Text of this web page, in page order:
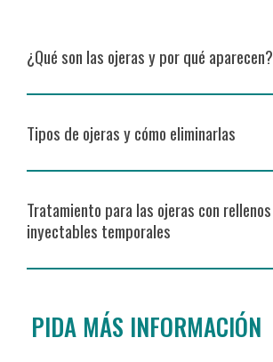
¿Qué son las ojeras y por qué aparecen?
Tipos de ojeras y cómo eliminarlas
Tratamiento para las ojeras con rellenos
inyectables temporales
PIDA MÁS INFORMACIÓN